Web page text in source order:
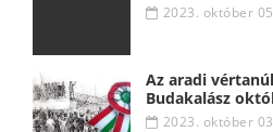
2023. október
Az aradi
Budakalász
2023. október